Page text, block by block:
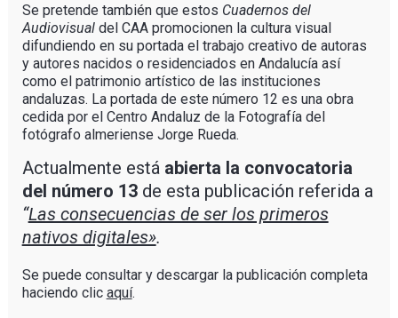
Se pretende también que estos Cuadernos del
Audiovisualdel CAA promocionen la cultura visual
difundiendo en su portada el trabajo creativo de autoras
y autores nacidos o residenciados en Andalucía así
como el patrimonio artístico de las instituciones
andaluzas. La portada de este número 12 es una obra
cedida por el Centro Andaluz de la Fotografía del
fotógrafo almeriense Jorge Rueda.
Actualmente está abierta la convocatoria
del número 13de esta publicación referida a
“Las consecuencias de ser los primeros
nativos digitales».
Se puede consultar y descargar la publicación completa
haciendo clic aquí.